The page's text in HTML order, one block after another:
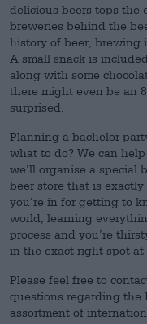
delicious beers tops the
breweries behind the
history of beer, brewing
A small snack is
along with some
there might even be an
surprised.
Planning a bachelor
what to do? We can
we’ll organise a special
beer store that is
you’re in for getting to
world, learning
process and you’re
in the exact right spot at
Please feel free to
questions regarding the
assortment of